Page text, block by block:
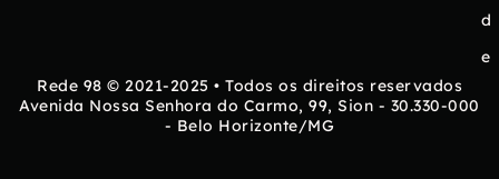
d
e
Rede 98 © 2021-2025 • Todos os direitos reservados
Avenida Nossa Senhora do Carmo, 99, Sion - 30.330-000
- Belo Horizonte/MG